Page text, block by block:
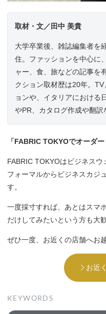
取材・文／田中 美貴
大学卒業後、雑誌編集者を
住。ファッションを中心に
ャー、食、旅などの記事を
クション取材歴は20年。
ョンや、イタリアにおける
やPR、カタログ作成や翻訳
「FABRIC TOKYOでオーダー
FABRIC TOKYOはビジネスウ
フォーマルからビジネスカジ
す。
一度採寸すれば、あとはスマ
だけしてみたいという方も大
ぜひ一度、お近くの店舗へお
お近
KEYWORDS